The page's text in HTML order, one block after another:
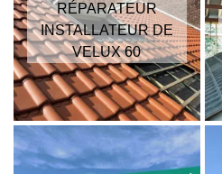
RÉPARATEUR
INSTALLATEUR DE
VELUX 60